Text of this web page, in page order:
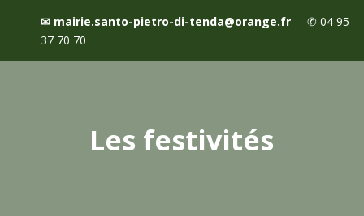
✉ mairie.santo-pietro-di-tenda@orange.fr ✆ 04 95
37 70 70
Les festivités